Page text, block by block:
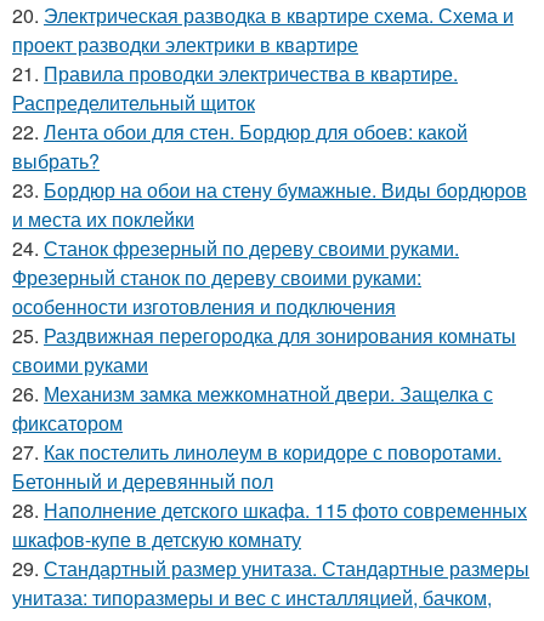
20. Электрическая разводка в квартире схема. Схема и
проект разводки электрики в квартире
21. Правила проводки электричества в квартире.
Распределительный щиток
22. Лента обои для стен. Бордюр для обоев: какой
выбрать?
23. Бордюр на обои на стену бумажные. Виды бордюров
и места их поклейки
24. Станок фрезерный по дереву своими руками.
Фрезерный станок по дереву своими руками:
особенности изготовления и подключения
25. Раздвижная перегородка для зонирования комнаты
своими руками
26. Механизм замка межкомнатной двери. Защелка с
фиксатором
27. Как постелить линолеум в коридоре с поворотами.
Бетонный и деревянный пол
28. Наполнение детского шкафа. 115 фото современных
шкафов-купе в детскую комнату
29. Стандартный размер унитаза. Стандартные размеры
унитаза: типоразмеры и вес с инсталляцией, бачком,